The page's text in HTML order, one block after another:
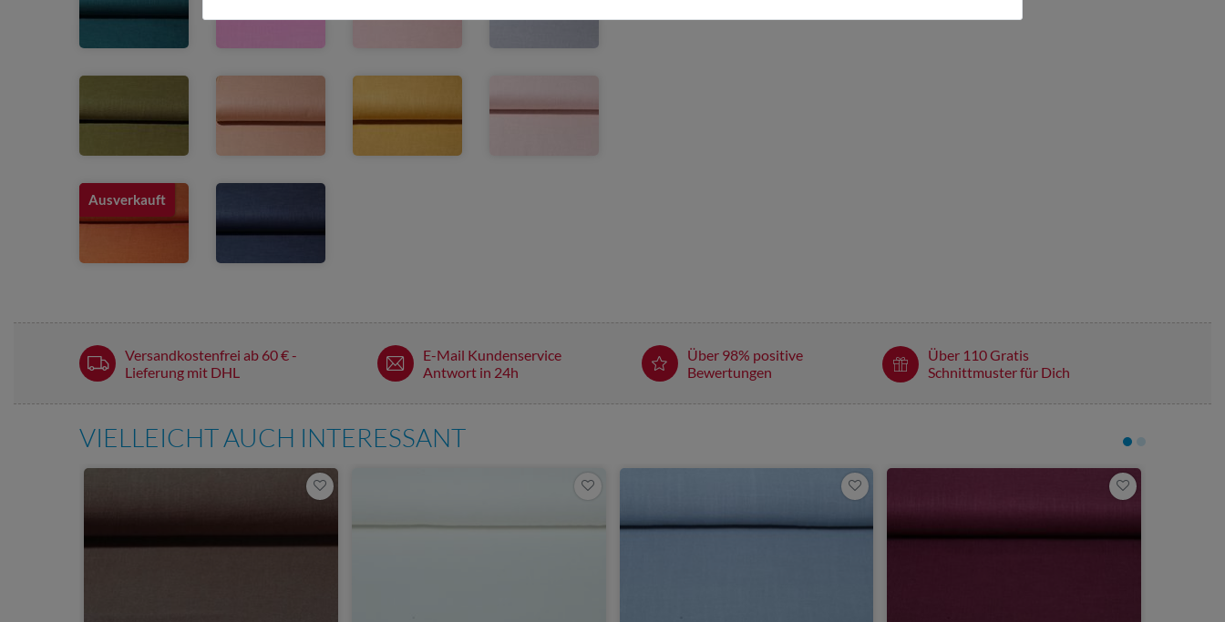
Ausverkauft
Versandkostenfrei ab 60 € -
Lieferung mit DHL
E-Mail Kundenservice
Antwort in 24h
Über 98% positive
Bewertungen
Über 110 Gratis
Schnittmuster für Dich
VIELLEICHT AUCH INTERESSANT